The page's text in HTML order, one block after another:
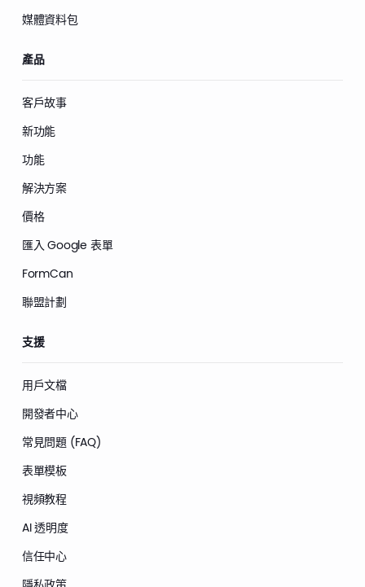
媒體資料包
產品
客戶故事
新功能
功能
解決方案
價格
匯入 Google 表單
FormCan
聯盟計劃
支援
用戶文檔
開發者中心
常見問題 (FAQ)
表單模板
視頻教程
AI 透明度
信任中心